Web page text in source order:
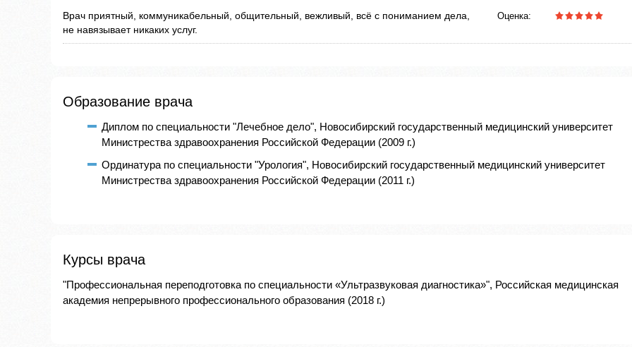
Врач приятный, коммуникабельный, общительный, вежливый, всё с пониманием дела,
не навязывает никаких услуг.
Оценка:
Образование врача
Диплом по специальности "Лечебное дело", Новосибирский государственный медицинский университет
Министрества здравоохранения Российской Федерации (2009 г.)
Ординатура по специальности "Урология", Новосибирский государственный медицинский университет
Министрества здравоохранения Российской Федерации (2011 г.)
Курсы врача
"Профессиональная переподготовка по специальности «Ультразвуковая диагностика»", Российская медицинская
академия непрерывного профессионального образования (2018 г.)